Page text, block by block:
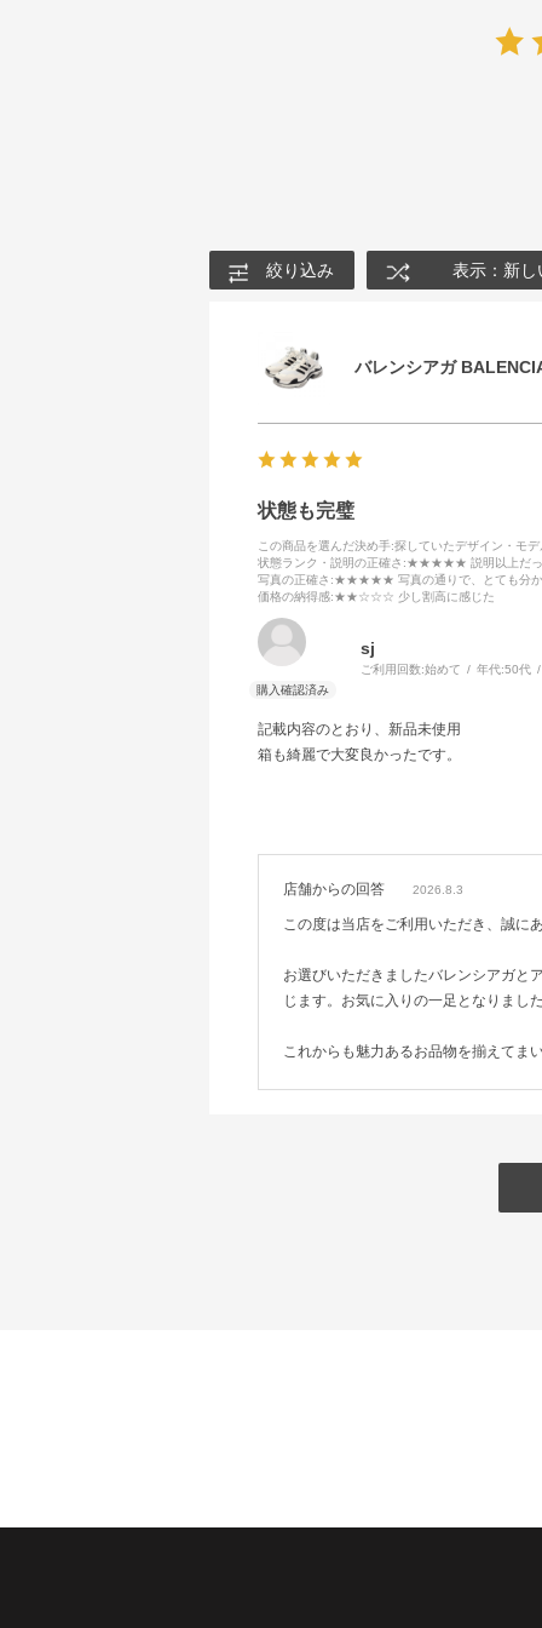
絞り込み 表示：新し
バレンシアガ
状態も完璧
この商品を選んだ決め手:探していたデザイン・モ
状態ランク・説明の正確さ :★★★★★ 説明以上だ
写真の正確さ :★★★★★ 写真の通りで、とても分か
価格の納得感:★★☆☆☆ 少し割高に感じた
sj
ご利用回数:始めて 年代:50代
記載内容のとおり、新品未使用
箱も綺麗で大変良かったです。
店舗からの回答 2026.8.3
この度は当店をご利用いただき、誠に
お選びいただきましたバレンシアガと
じます。お気に入りの一足となりまし
これからも魅力あるお品物を揃えてま